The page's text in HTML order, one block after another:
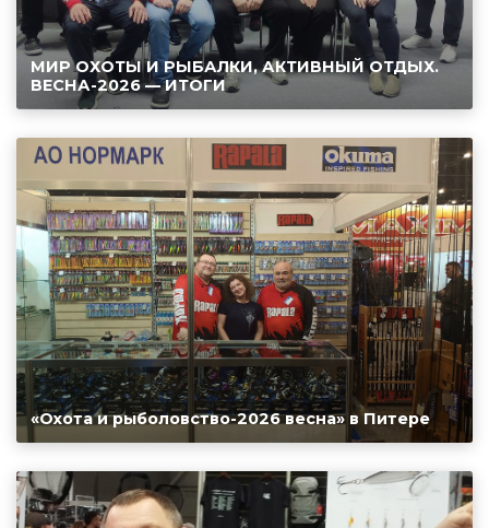
МИР ОХОТЫ И РЫБАЛКИ, АКТИВНЫЙ ОТДЫХ.
ВЕСНА-2026 — ИТОГИ
«Охота и рыболовство-2026 весна» в Питере